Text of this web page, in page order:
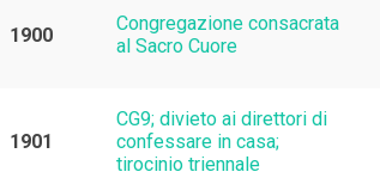
1900
Congregazione consacrata
al Sacro Cuore
1901
CG9; divieto ai direttori di
confessare in casa;
tirocinio triennale